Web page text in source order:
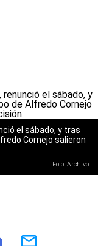
el sábado, y tras
Cornejo salieron
Foto: Archivo